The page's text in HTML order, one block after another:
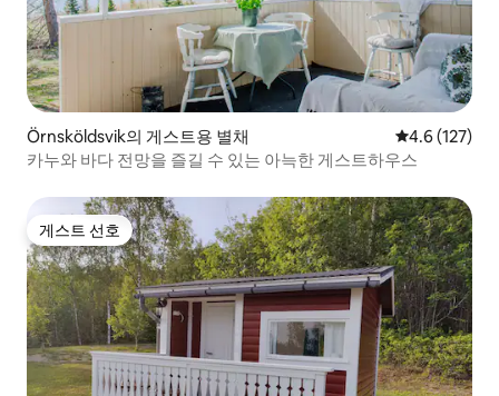
Örnsköldsvik의 게스트용 별채 평점 4.6점(5
4.6 (127)
카누와 바다 전망을 즐길 수 있는 아늑한 게스트하우스
게스트 선호
게스트 선호